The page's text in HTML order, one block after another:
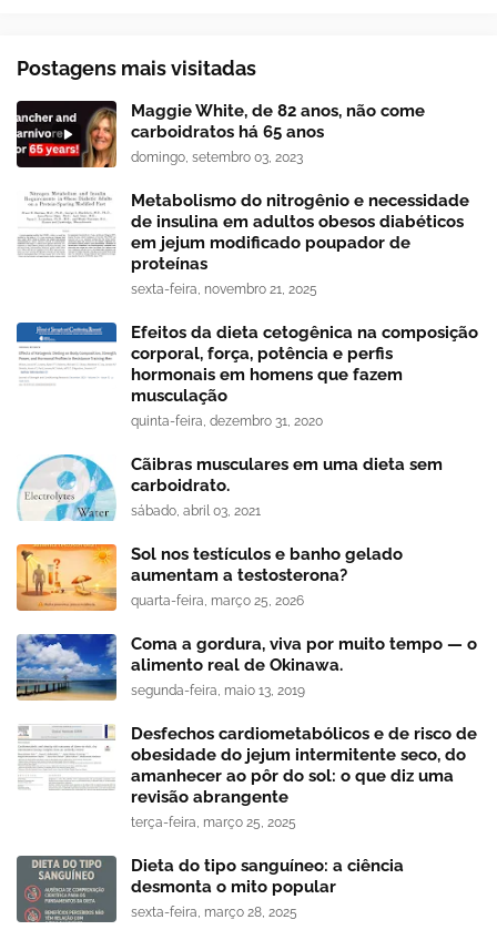
Postagens mais visitadas
Maggie White, de 82 anos, não come
carboidratos há 65 anos
domingo, setembro 03, 2023
Metabolismo do nitrogênio e necessidade
de insulina em adultos obesos diabéticos
em jejum modificado poupador de
proteínas
sexta-feira, novembro 21, 2025
Efeitos da dieta cetogênica na composição
corporal, força, potência e perfis
hormonais em homens que fazem
musculação
quinta-feira, dezembro 31, 2020
Cãibras musculares em uma dieta sem
carboidrato.
sábado, abril 03, 2021
Sol nos testículos e banho gelado
aumentam a testosterona?
quarta-feira, março 25, 2026
Coma a gordura, viva por muito tempo — o
alimento real de Okinawa.
segunda-feira, maio 13, 2019
Desfechos cardiometabólicos e de risco de
obesidade do jejum intermitente seco, do
amanhecer ao pôr do sol: o que diz uma
revisão abrangente
terça-feira, março 25, 2025
Dieta do tipo sanguíneo: a ciência
desmonta o mito popular
sexta-feira, março 28, 2025